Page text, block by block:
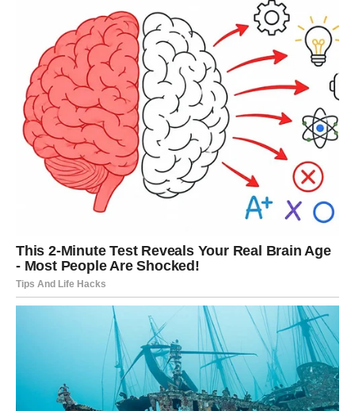
Jedan od osnovnih uzroka pojave krtica u našim baštama je
njihova potraga za hranom. Ove životinje se hrane larvama,
glistama i raznim insektima, koji mogu biti štetni za vrtove.
Krtice su posebno privučene bogatim, vlažnim tlom koje sadrži
obilje insekata. Kada se podzemni tuneli krtica počnu širiti,
često dolazi do stvaranja brežuljaka i izbočina na površini tla,
što može narušiti estetiku dvorišta.
Međutim, važno je napomenuti da krtice ne samo da pomažu
u kontroli populacije štetočina, već i doprinose aeraciji tla, što